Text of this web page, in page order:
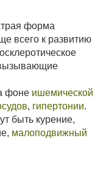
форма
всего к развитию
фоне ишемической
, гипертонии.
быть курение,
малоподвижный